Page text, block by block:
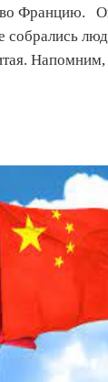
во Францию.
собрались